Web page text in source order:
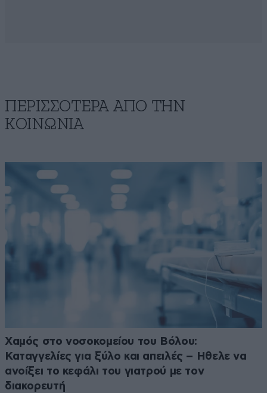
ΠΕΡΙΣΣΟΤΕΡΑ ΑΠΟ ΤΗΝ
ΚΟΙΝΩΝΙΑ
Χαμός στο νοσοκομείου του Βόλου:
Καταγγελίες για ξύλο και απειλές – Ηθελε να
ανοίξει το κεφάλι του γιατρού με τον
διακορευτή